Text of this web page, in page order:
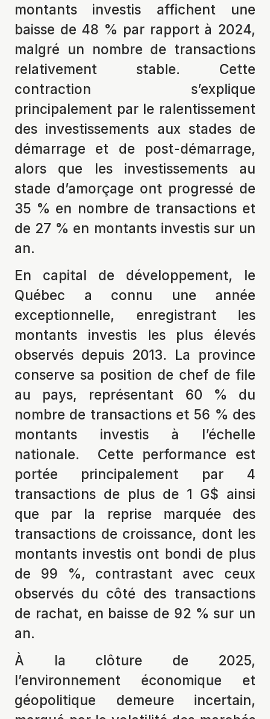
montants investis affichent une
baisse de 48 % par rapport à 2024,
malgré un nombre de transactions
relativement stable. Cette
contraction s’explique
principalement par le ralentissement
des investissements aux stades de
démarrage et de post-démarrage,
alors que les investissements au
stade d’amorçage ont progressé de
35 % en nombre de transactions et
de 27 % en montants investis sur un
an.
En capital de développement, le
Québec a connu une année
exceptionnelle, enregistrant les
montants investis les plus élevés
observés depuis 2013. La province
conserve sa position de chef de file
au pays, représentant 60 % du
nombre de transactions et 56 % des
montants investis à l’échelle
nationale. Cette performance est
portée principalement par 4
transactions de plus de 1 G$ ainsi
que par la reprise marquée des
transactions de croissance, dont les
montants investis ont bondi de plus
de 99 %, contrastant avec ceux
observés du côté des transactions
de rachat, en baisse de 92 % sur un
an.
À la clôture de 2025,
l’environnement économique et
géopolitique demeure incertain,